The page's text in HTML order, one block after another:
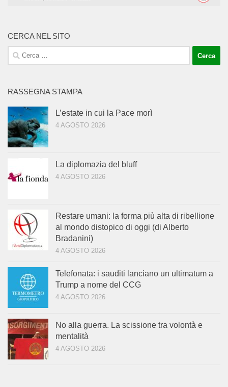
CERCA NEL SITO
Ricerca
per:
RASSEGNA STAMPA
L’estate in cui la Pace morì
4 AGOSTO 2026
La diplomazia del bluff
4 AGOSTO 2026
Restare umani: la forma più alta di ribellione
al mondo distopico di oggi (di Alberto
Bradanini)
4 AGOSTO 2026
Telefonata: i sauditi lanciano un ultimatum a
Trump a nome del CCG
4 AGOSTO 2026
No alla guerra. La scissione tra volontà e
mentalità
4 AGOSTO 2026